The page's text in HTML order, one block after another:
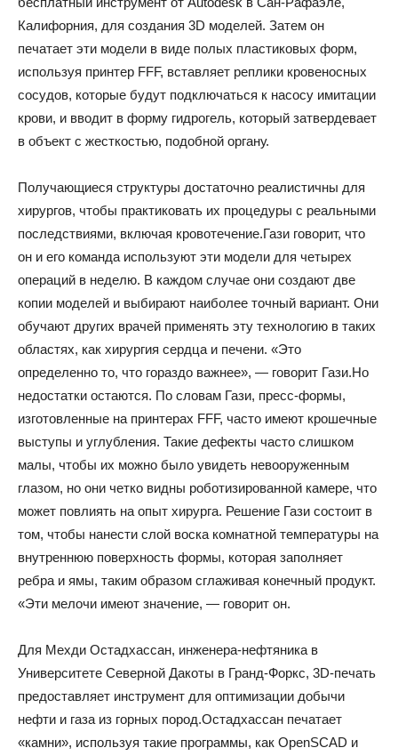
Калифорния, для создания 3D моделей. Затем он
печатает эти модели в виде полых пластиковых форм,
используя принтер FFF, вставляет реплики кровеносных
сосудов, которые будут подключаться к насосу имитации
крови, и вводит в форму гидрогель, который затвердевает
в объект с жесткостью, подобной органу.
Получающиеся структуры достаточно реалистичны для
хирургов, чтобы практиковать их процедуры с реальными
последствиями, включая кровотечение.Гази говорит, что
он и его команда используют эти модели для четырех
операций в неделю. В каждом случае они создают две
копии моделей и выбирают наиболее точный вариант. Они
обучают других врачей применять эту технологию в таких
областях, как хирургия сердца и печени. «Это
определенно то, что гораздо важнее», — говорит Гази.Но
недостатки остаются. По словам Гази, пресс-формы,
изготовленные на принтерах FFF, часто имеют крошечные
выступы и углубления. Такие дефекты часто слишком
малы, чтобы их можно было увидеть невооруженным
глазом, но они четко видны роботизированной камере, что
может повлиять на опыт хирурга. Решение Гази состоит в
том, чтобы нанести слой воска комнатной температуры на
внутреннюю поверхность формы, которая заполняет
ребра и ямы, таким образом сглаживая конечный продукт.
«Эти мелочи имеют значение, — говорит он.
Для Мехди Остадхассан, инженера-нефтяника в
Университете Северной Дакоты в Гранд-Форкс, 3D-печать
предоставляет инструмент для оптимизации добычи
нефти и газа из горных пород.Остадхассан печатает
«камни», используя такие программы, как OpenSCAD и